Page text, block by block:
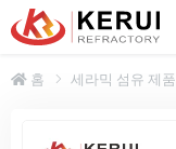
홈 세라믹 섬유 제품